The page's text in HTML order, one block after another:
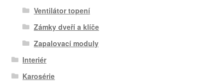
Ventilátor topení
Zámky dveří a klíče
Zapalovací moduly
Interiér
Karosérie